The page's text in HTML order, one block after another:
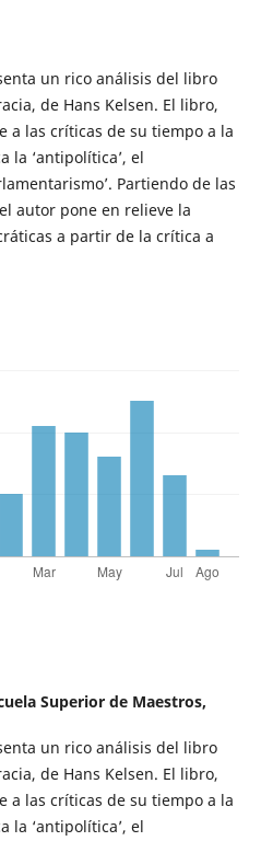
un rico análisis del libro
de Hans Kelsen. El libro,
a las críticas de su tiempo a la
la ‘antipolítica’, el
Partiendo de las
autor pone en relieve la
a partir de la crítica a
Superior de Maestros,
un rico análisis del libro
de Hans Kelsen. El libro,
a las críticas de su tiempo a la
la ‘antipolítica’, el